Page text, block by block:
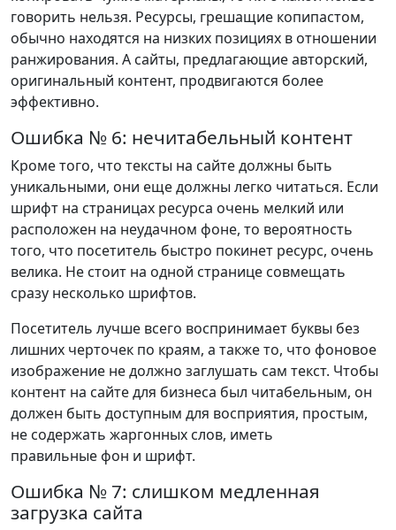
говорить нельзя. Ресурсы, грешащие копипастом,
обычно находятся на низких позициях в отношении
ранжирования. А сайты, предлагающие авторский,
оригинальный контент, продвигаются более
эффективно.
Ошибка № 6: нечитабельный контент
Кроме того, что тексты на сайте должны быть
уникальными, они еще должны легко читаться. Если
шрифт на страницах ресурса очень мелкий или
расположен на неудачном фоне, то вероятность
того, что посетитель быстро покинет ресурс, очень
велика. Не стоит на одной странице совмещать
сразу несколько шрифтов.
Посетитель лучше всего воспринимает буквы без
лишних черточек по краям, а также то, что фоновое
изображение не должно заглушать сам текст. Чтобы
контент на сайте для бизнеса был читабельным, он
должен быть доступным для восприятия, простым,
не содержать жаргонных слов, иметь
правильные фон и шрифт.
Ошибка № 7: слишком медленная
загрузка сайта